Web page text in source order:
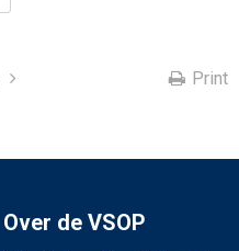
Print
Over de VSOP